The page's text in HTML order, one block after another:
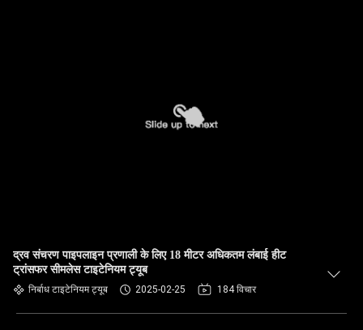
द्रव संचरण पाइपलाइन प्रणाली के लिए 18 मीटर अधिकतम लंबाई हीट
ट्रांसफर सीमलेस टाइटेनियम ट्यूब
निर्बाध टाइटेनियम ट्यूब 2025-02-25 184 विचार